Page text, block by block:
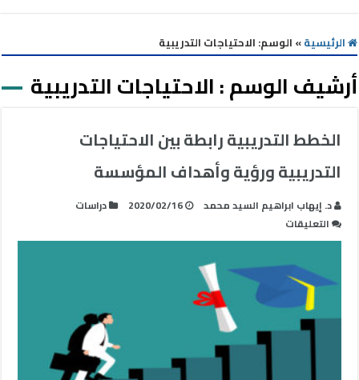
الرئيسية» الوسم: الاحتياجات التدريبية
أرشيف الوسم :الاحتياجات التدريبية
الخطط التدريبية رابطة بين الاحتياجات
التدريبية ورؤية وأهداف المؤسسة
د. إيهاب ابراهيم السيد محمد 2020/02/16
دراسات
التعليقات
الخطط
التدريبية
ورؤية
وأهداف